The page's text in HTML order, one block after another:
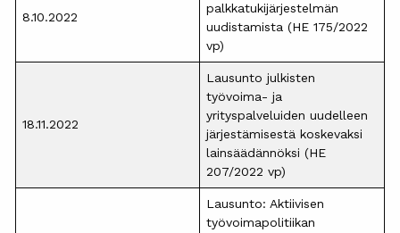
8.10.2022
palkkatukijärjestelmän
uudistamista (HE 175/2022
vp)
18.11.2022
Lausunto julkisten
työvoima- ja
yrityspalveluiden uudelleen
järjestämisestä koskevaksi
lainsäädännöksi (HE
207/2022 vp)
Lausunto: Aktiivisen
työvoimapolitiikan